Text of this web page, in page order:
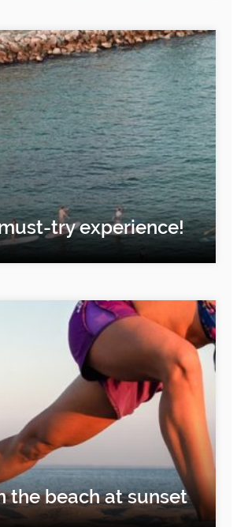
must-try experience!
the beach at sunset